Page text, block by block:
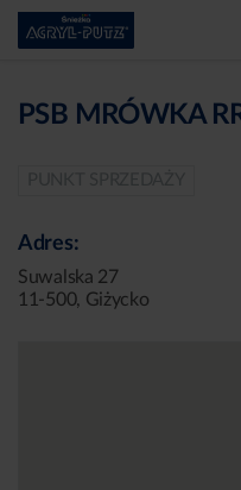
PSB MRÓWKA
Adres:
Suwalska 27
11-500, Giżycko